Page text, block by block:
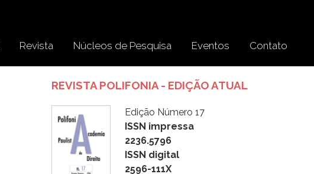
Revista Núcleos de Pesquisa Eventos Contato
REVISTA POLIFONIA - EDIÇÃO ATUAL
Edição Número 17
ISSN impressa
2236.5796
ISSN digital
2596-111X